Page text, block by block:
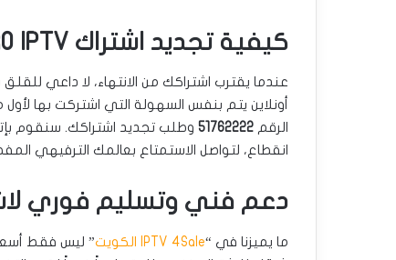
كيفية تجديد اشتراك Tango PRO IPTV أونلاين
أونلاين يتم بنفس السهولة التي اشتركت بها
الرقم 51762222 وطلب تجديد اشتراكك. سنقوم
انقطاع، لتواصل الاستمتاع بعالمك الترفيهي
دعم فني وتسليم فوري
ما يميزنا في “IPTV 4Sale الكويت
” ليس فقط